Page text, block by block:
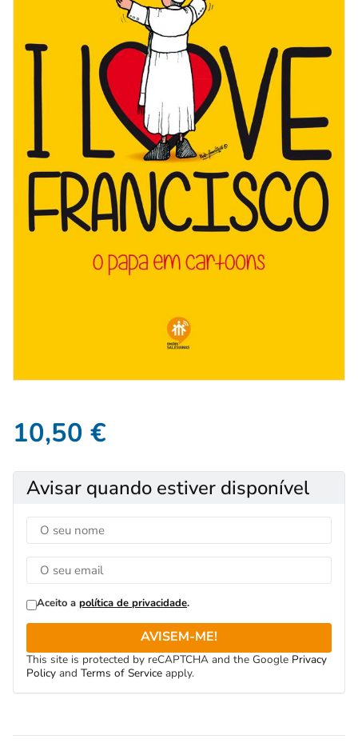
10,50 €
Avisar quando estiver disponível
Aceito a política de privacidade.
AVISEM-ME!
This site is protected by reCAPTCHA and the Google Privacy
Policy and Terms of Service apply.